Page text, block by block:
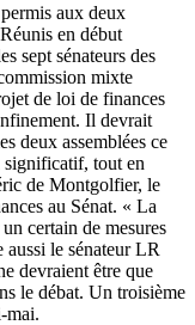
aux deux
en début
sept sénateurs des
mixte
de loi de finances
Il devrait
deux assemblées ce
significatif, tout en
de Montgolfier, le
au Sénat. « La
certain de mesures
le sénateur LR
devraient être que
le débat. Un troisième
mai.